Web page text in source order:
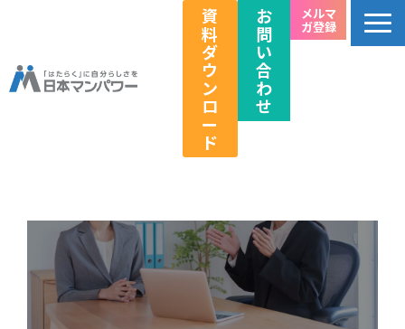
資
料
ダ
ウ
ン
ロ
ー
ド
お
問
い
合
わ
せ
メルマ
ガ登録
教育関係者向け
HRフェス／イベント情報
キャリアのこれから研究所